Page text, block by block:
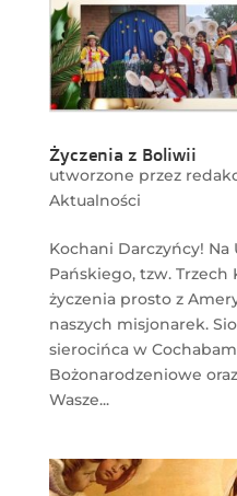
Życzenia z Boliwii
utworzone przez
Aktualności
Kochani Darczyńcy!
Pańskiego, tzw. Trzech
życzenia prosto z
naszych misjonarek.
sierocińca w
Bożonarodzeniowe
Wasze...